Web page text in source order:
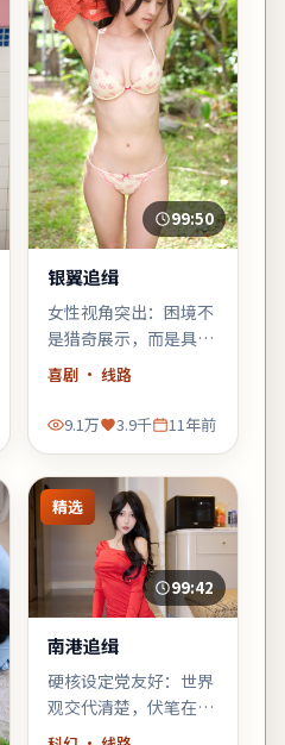
99:50
银翼追缉
女性视角突出：困境不
是猎奇展示，而是具体
而微的生存策略；结尾
不落俗套，余味偏冷。
喜剧 · 线路
9.1万 3.9千 11年前
精选
99:42
南港追缉
硬核设定党友好：世界
观交代清楚，伏笔在片
尾回收；若你喜欢「拼